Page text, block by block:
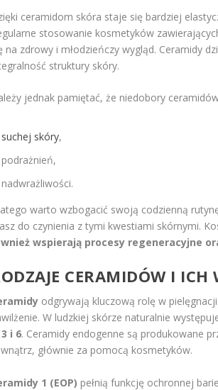
ceramidom skóra staje się bardziej
stosowanie kosmetyków
na zdrowy i młodzieńczy wygląd. Ceramidy
struktury skóry.
jednak pamiętać, że niedobory
suchej skóry,
podrażnień,
nadwrażliwości.
warto wzbogacić swoją codzienną
do czynienia z tymi kwestiami skórnymi.
wspierają procesy regeneracyjne
CERAMIDÓW I ICH
odgrywają kluczową rolę w
W ludzkiej skórze naturalnie
i 6. Ceramidy endogenne są produkowane
głównie za pomocą kosmetyków.
1 (EOP) pełnią funkcję ochronnej